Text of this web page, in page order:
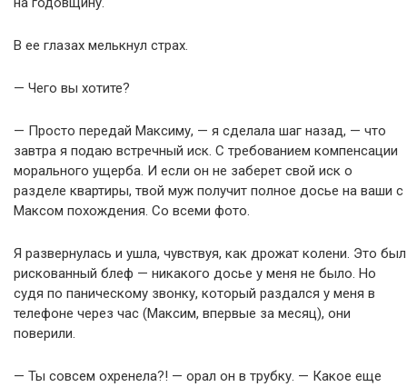
В ее глазах мелькнул страх.
— Чего вы хотите?
— Просто передай Максиму, — я сделала шаг назад, — что
завтра я подаю встречный иск. С требованием компенсации
морального ущерба. И если он не заберет свой иск о
разделе квартиры, твой муж получит полное досье на ваши с
Максом похождения. Со всеми фото.
Я развернулась и ушла, чувствуя, как дрожат колени. Это был
рискованный блеф — никакого досье у меня не было. Но
судя по паническому звонку, который раздался у меня в
телефоне через час (Максим, впервые за месяц), они
поверили.
— Ты совсем охренела?! — орал он в трубку. — Какое еще